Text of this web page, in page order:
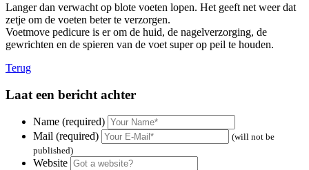
Langer dan verwacht op blote voeten lopen. Het geeft net weer dat
zetje om de voeten beter te verzorgen.
Voetmove pedicure is er om de huid, de nagelverzorging, de
gewrichten en de spieren van de voet super op peil te houden.
Terug
Laat een bericht achter
Name (required)
Mail (required)
(will not be
published)
Website